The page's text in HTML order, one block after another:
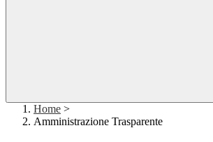
Home >
Amministrazione Trasparente